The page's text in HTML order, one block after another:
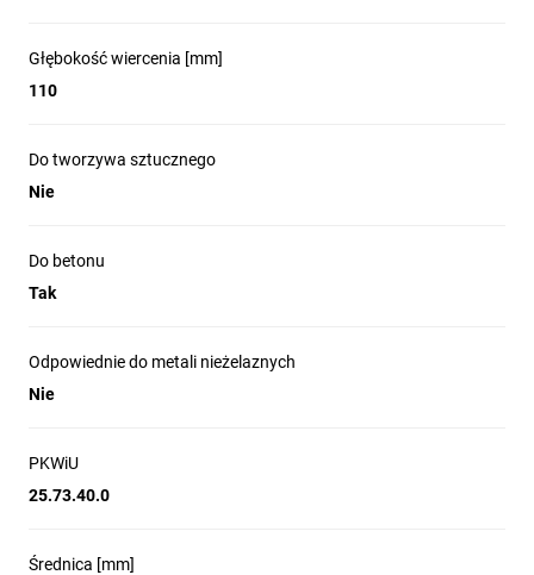
Głębokość wiercenia [mm]
110
Do tworzywa sztucznego
Nie
Do betonu
Tak
Odpowiednie do metali nieżelaznych
Nie
PKWiU
25.73.40.0
Średnica [mm]